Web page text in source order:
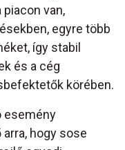
van,
egyre több
így stabil
és a cég
körében.
esemény
hogy sose